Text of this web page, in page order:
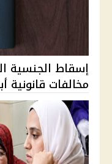
مخالفات قانونية